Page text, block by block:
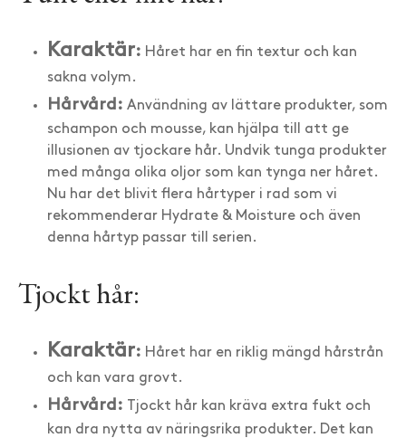
Karaktär: Håret har en fin textur och kan
sakna volym.
Hårvård: Användning av lättare produkter, som
schampon och mousse, kan hjälpa till att ge
illusionen av tjockare hår. Undvik tunga produkter
med många olika oljor som kan tynga ner håret.
Nu har det blivit flera hårtyper i rad som vi
rekommenderar Hydrate & Moisture och även
denna hårtyp passar till serien.
Tjockt hår:
Karaktär: Håret har en riklig mängd hårstrån
och kan vara grovt.
Hårvård: Tjockt hår kan kräva extra fukt och
kan dra nytta av näringsrika produkter. Det kan